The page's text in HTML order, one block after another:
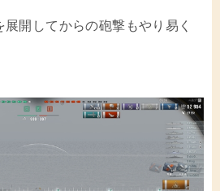
開してからの砲撃もやり易く